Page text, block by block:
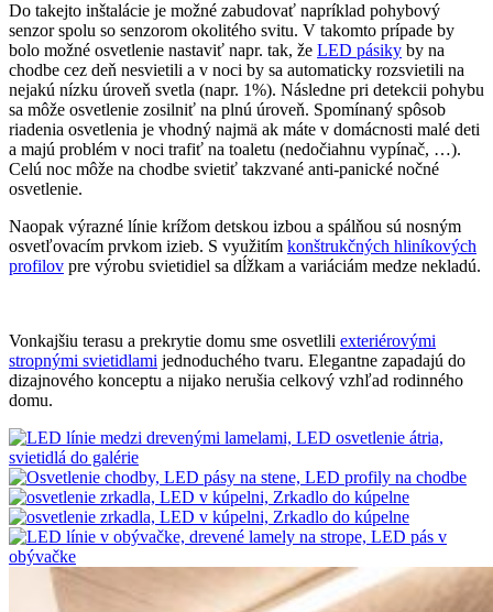
Do takejto inštalácie je možné zabudovať napríklad pohybový
senzor spolu so senzorom okolitého svitu. V takomto prípade by
bolo možné osvetlenie nastaviť napr. tak, že LED pásiky by na
chodbe cez deň nesvietili a v noci by sa automaticky rozsvietili na
nejakú nízku úroveň svetla (napr. 1%). Následne pri detekcii pohybu
sa môže osvetlenie zosilniť na plnú úroveň. Spomínaný spôsob
riadenia osvetlenia je vhodný najmä ak máte v domácnosti malé deti
a majú problém v noci trafiť na toaletu (nedočiahnu vypínač, …).
Celú noc môže na chodbe svietiť takzvané anti-panické nočné
osvetlenie.
Naopak výrazné línie krížom detskou izbou a spálňou sú nosným
osvetľovacím prvkom izieb. S využitím konštrukčných hliníkových
profilov pre výrobu svietidiel sa dĺžkam a variáciám medze nekladú.
Vonkajšiu terasu a prekrytie domu sme osvetlili exteriérovými
stropnými svietidlami jednoduchého tvaru. Elegantne zapadajú do
dizajnového konceptu a nijako nerušia celkový vzhľad rodinného
domu.